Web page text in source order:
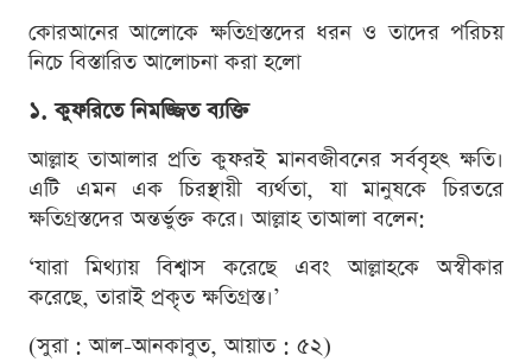
কোরআনের আলোকে ক্ষতিগ্রস্তদের ধরন ও তাদের পরিচয়
নিচে বিস্তারিত আলোচনা করা হলো
১. কুফরিতে নিমজ্জিত ব্যক্তি
আল্লাহ তাআলার প্রতি কুফরই মানবজীবনের সর্ববৃহৎ ক্ষতি।
এটি এমন এক চিরস্থায়ী ব্যর্থতা, যা মানুষকে চিরতরে
ক্ষতিগ্রস্তদের অন্তর্ভুক্ত করে। আল্লাহ তাআলা বলেন:
‘যারা মিথ্যায় বিশ্বাস করেছে এবং আল্লাহকে অস্বীকার
করেছে, তারাই প্রকৃত ক্ষতিগ্রস্ত।’
(সুরা : আল-আনকাবুত, আয়াত : ৫২)